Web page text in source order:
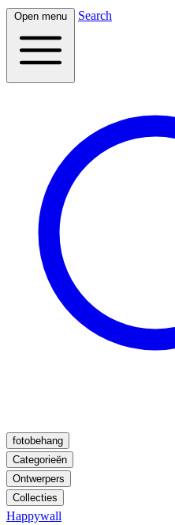
Open menu Search
fotobehang
Categorieën
Ontwerpers
Collecties
Happywall